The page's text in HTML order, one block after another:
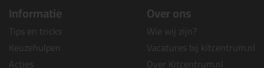
Informatie
Tips en tricks
Keuzehulpen
Acties
Over ons
Wie wij zijn?
Vacatures bij kitcentrum.nl
Over Kitcentrum.nl